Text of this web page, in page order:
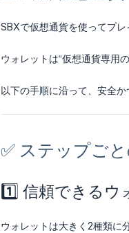
SBXで仮想通貨を使ってプ
ウォレットは“仮想通貨専用
以下の手順に沿って、安全
✅ ステップご
1️⃣ 信頼できるウ
ウォレットは大きく2種類に